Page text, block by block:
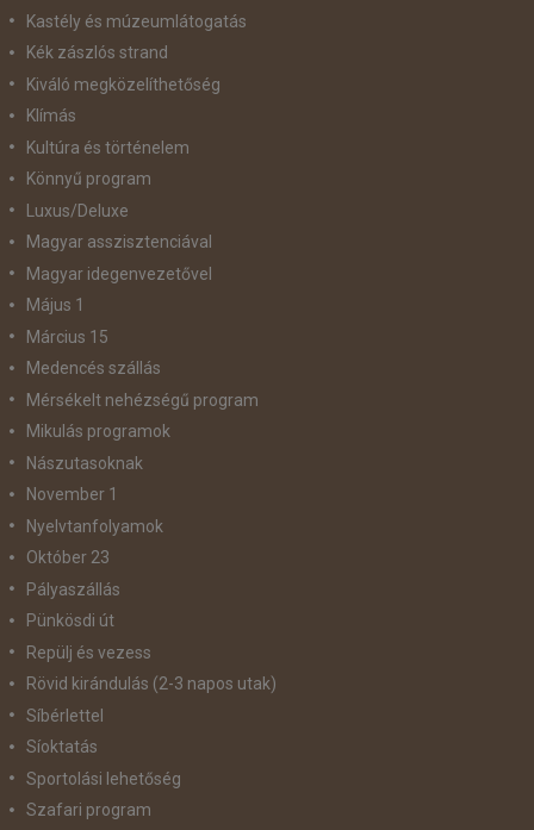
Kastély és múzeumlátogatás
Kék zászlós strand
Kiváló megközelíthetőség
Klímás
Kultúra és történelem
Könnyű program
Luxus/Deluxe
Magyar asszisztenciával
Magyar idegenvezetővel
Május 1
Március 15
Medencés szállás
Mérsékelt nehézségű program
Mikulás programok
Nászutasoknak
November 1
Nyelvtanfolyamok
Október 23
Pályaszállás
Pünkösdi út
Repülj és vezess
Rövid kirándulás (2-3 napos utak)
Síbérlettel
Síoktatás
Sportolási lehetőség
Szafari program